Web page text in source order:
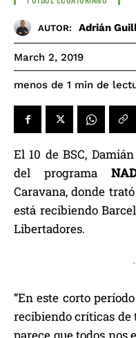
AUTOR: Adrián
March 2, 2019
menos de 1 min de
El 10 de BSC,
del programa
Caravana, donde
está recibiendo
Libertadores.
“En este corto
recibiendo críticas de